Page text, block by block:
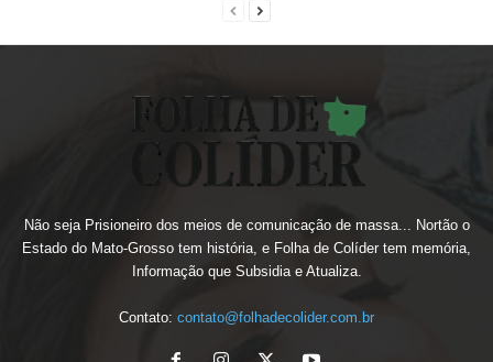
Não seja Prisioneiro dos meios de comunicação de massa... Nortão o
Estado do Mato-Grosso tem história, e Folha de Colíder tem memória,
Informação que Subsidia e Atualiza.
Contato: contato@folhadecolider.com.br